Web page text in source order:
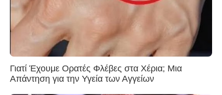
Γιατί Έχουμε Ορατές Φλέβες στα Χέρια; Μια
Απάντηση για την Υγεία των Αγγείων